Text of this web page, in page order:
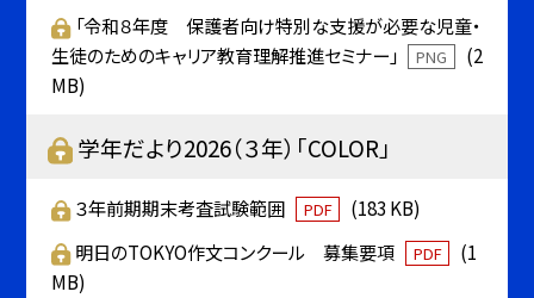
「令和８年度 保護者向け特別な支援が必要な児童・
生徒のためのキャリア教育理解推進セミナー」
PNG
(2
MB)
学年だより2026（３年）「COLOR」
３年前期期末考査試験範囲 PDF
(183 KB)
明日のTOKYO作文コンクール 募集要項
PDF
(1
MB)